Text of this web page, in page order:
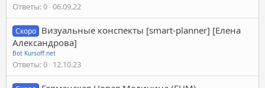
Ответы 0 06.09.22
Скоро Визуальные конспекты [smart-planner] [Елена
Александрова]
Bot Kursoff.net
Ответы 0 12.10.23